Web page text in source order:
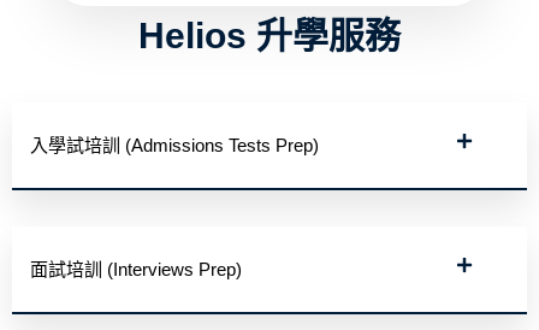
Helios 升學服務
入學試培訓 (Admissions Tests Prep)
面試培訓 (Interviews Prep)